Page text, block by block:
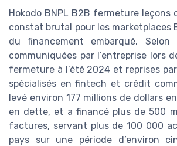
Hokodo BNPL B2B fermeture leçons
constat brutal pour les marketplaces
du financement embarqué. Selon
communiquées par l’entreprise lors
fermeture à l’été 2024 et reprises
spécialisés en fintech et crédit
levé environ 177 millions de dollars
en dette, et a financé plus de 500
factures, servant plus de 100 000
pays sur une période d’environ